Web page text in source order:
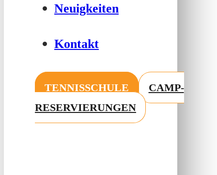
Neuigkeiten
Kontakt
TENNISSCHULE
CAMP-
RESERVIERUNGEN